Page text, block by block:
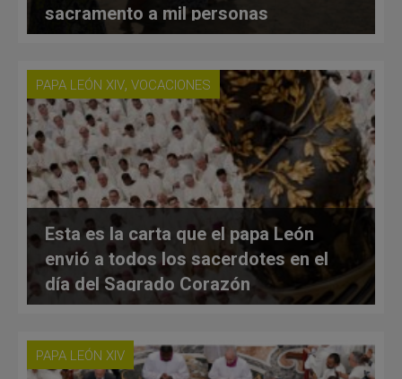
sacramento a mil personas
PAPA LEÓN XIV, VOCACIONES
Esta es la carta que el papa León
envió a todos los sacerdotes en el
día del Sagrado Corazón
PAPA LEÓN XIV